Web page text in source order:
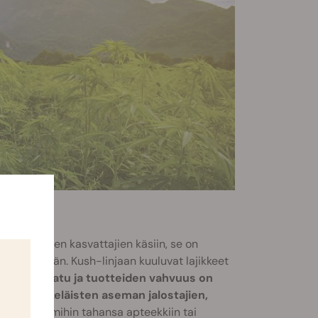
kasvattajien käsiin, se on
on nykyään. Kush-linjaan kuuluvat lajikkeet
laatu ja tuotteiden vahvuus on
sen jälkeläisten aseman jalostajien,
astut mihin tahansa apteekkiin tai